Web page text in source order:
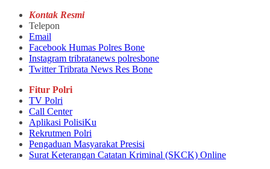
Kontak Resmi
Telepon
Email
Facebook Humas Polres Bone
Instagram tribratanews polresbone
Twitter Tribrata News Res Bone
Fitur Polri
TV Polri
Call Center
Aplikasi PolisiKu
Rekrutmen Polri
Pengaduan Masyarakat Presisi
Surat Keterangan Catatan Kriminal (SKCK) Online